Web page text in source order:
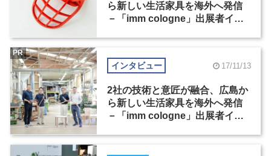
ら新しい生活家具を海外へ発信
－「imm cologne」出展者イン
インタビュー 17/11/13
2社の技術と意匠が融合、広島か
ら新しい生活家具を海外へ発信
－「imm cologne」出展者イン
PR